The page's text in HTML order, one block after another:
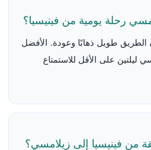
رحلة يومية من فينيسيا؟
الطريق طويل ذهابًا وعودة. الأفضل
ليلتين على الأقل للاستمتاع
من فينيسيا إلى زيلامسي؟